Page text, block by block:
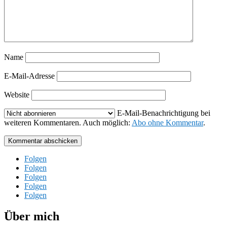
Name
E-Mail-Adresse
Website
E-Mail-Benachrichtigung bei
weiteren Kommentaren. Auch möglich: Abo ohne Kommentar.
Kommentar abschicken
Folgen
Folgen
Folgen
Folgen
Folgen
Über mich